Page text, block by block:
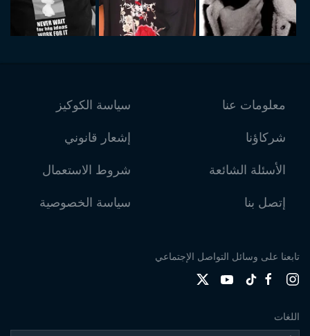
معلومات عنا
شركاؤنا
الأسئلة الشائعة
إتصل بنا
سياسة الكوكيز
إشعار قانوني
شروط الاستعمال
سياسة الخصوصية
تابعنا على وسائل التواصل الإجتماعي
اللغات